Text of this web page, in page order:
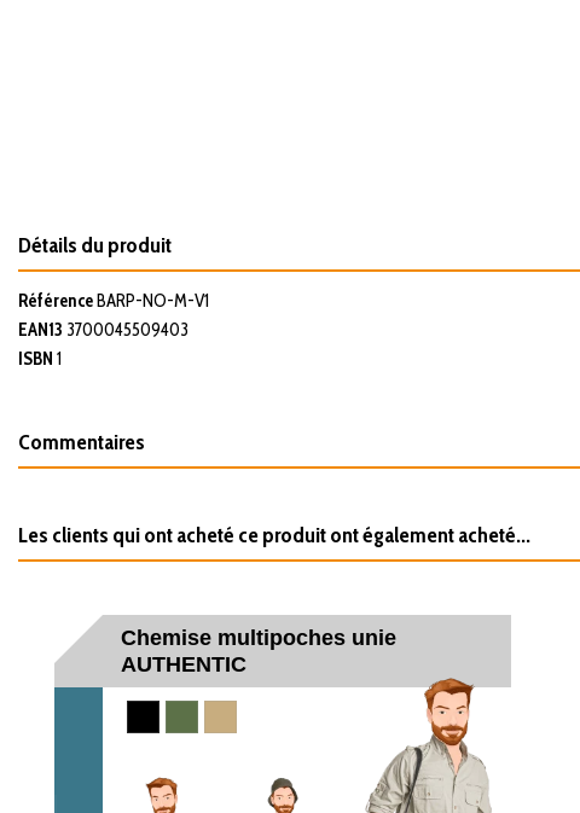
Détails du produit
RéférenceBARP-NO-M-V1
EAN13 3700045509403
ISBN 1
Commentaires
Les clients qui ont acheté ce produit ont également acheté...
Chemise multipoches unie
AUTHENTIC